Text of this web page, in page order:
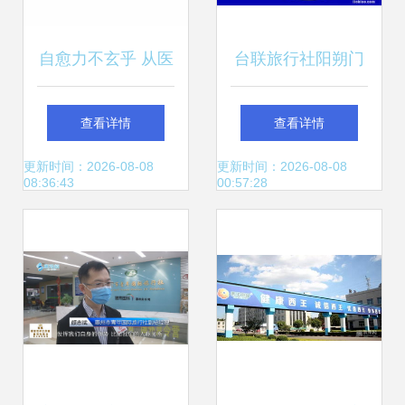
自愈力不玄乎 从医
疗免疫到“旅行社现
象”的解读
查看详情
更新时间：2026-08-08
08:36:43
台联旅行社阳朔门
市部 打造贴心、专
业的旅行社品牌
查看详情
更新时间：2026-08-08
00:57:28